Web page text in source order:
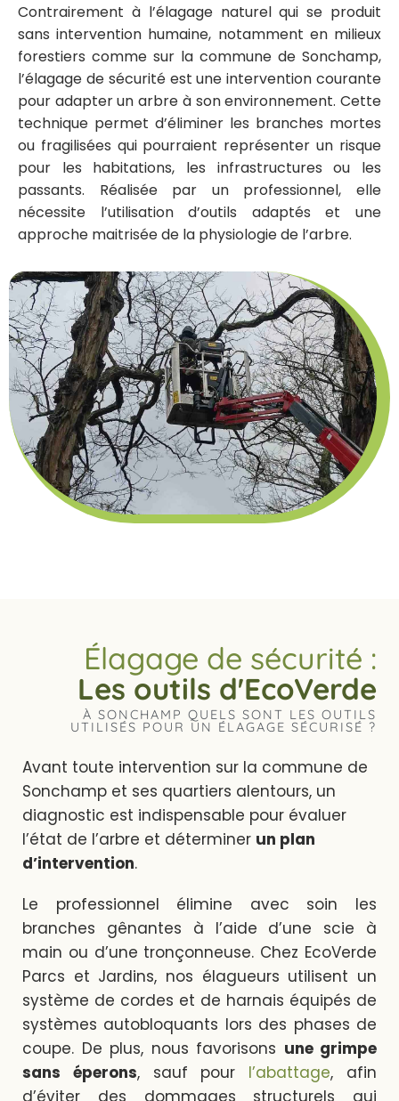
Contrairement à l’élagage naturel qui se produit
sans intervention humaine, notamment en milieux
forestiers comme sur la commune de Sonchamp,
l’élagage de sécurité est une intervention courante
pour adapter un arbre à son environnement. Cette
technique permet d’éliminer les branches mortes
ou fragilisées qui pourraient représenter un risque
pour les habitations, les infrastructures ou les
passants. Réalisée par un professionnel, elle
nécessite l’utilisation d’outils adaptés et une
approche maitrisée de la physiologie de l’arbre.
Élagage de sécurité :
Les outils d'EcoVerde
À SONCHAMP QUELS SONT LES OUTILS
UTILISÉS POUR UN ÉLAGAGE SÉCURISÉ ?
Avant toute intervention sur la commune de
Sonchamp et ses quartiers alentours, un
diagnostic est indispensable pour évaluer
l’état de l’arbre et déterminer un plan
d’intervention.
Le professionnel élimine avec soin les
branches gênantes à l’aide d’une scie à
main ou d’une tronçonneuse. Chez EcoVerde
Parcs et Jardins, nos élagueurs utilisent un
système de cordes et de harnais équipés de
systèmes autobloquants lors des phases de
coupe. De plus, nous favorisons une grimpe
sans éperons, sauf pour l’abattage, afin
d’éviter des dommages structurels qui